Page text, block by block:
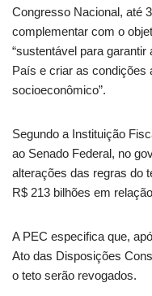
Congresso Nacional, até
complementar com o
“sustentável para
País e criar as condições
socioeconômico”.
Segundo a Instituição
ao Senado Federal, no
alterações das regras do
R$ 213 bilhões em
A PEC especifica que,
Ato das Disposições
o teto serão revogados.